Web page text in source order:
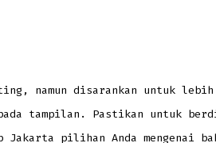
namun disarankan untuk lebih
tampilan. Pastikan untuk
pilihan Anda mengenai